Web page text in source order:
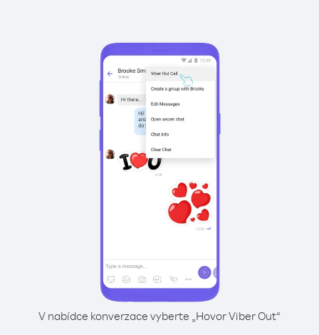
V nabídce konverzace vyberte „Hovor Viber Out“